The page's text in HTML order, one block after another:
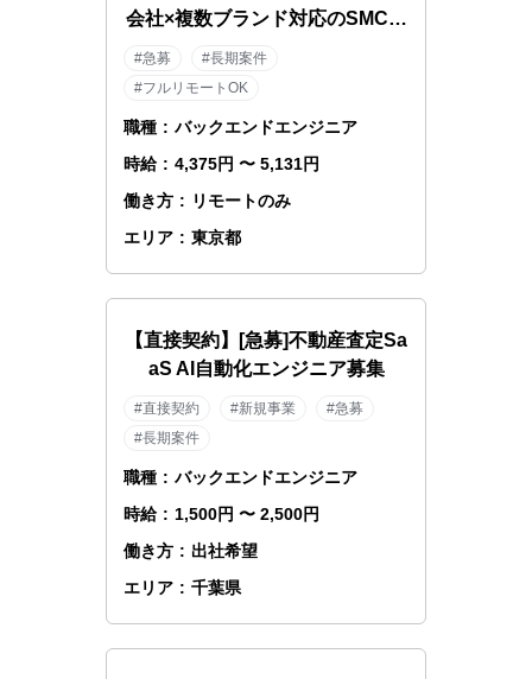
会社×複数ブランド対応のSMCエ
ンジニア
#急募
#長期案件
#フルリモートOK
職種 : バックエンドエンジニア
時給 : 4,375円 〜 5,131円
働き方 : リモートのみ
エリア : 東京都
【直接契約】[急募]不動産査定Sa
aS AI自動化エンジニア募集
#直接契約 #新規事業
#急募
#長期案件
職種 : バックエンドエンジニア
時給 : 1,500円 〜 2,500円
働き方 : 出社希望
エリア : 千葉県